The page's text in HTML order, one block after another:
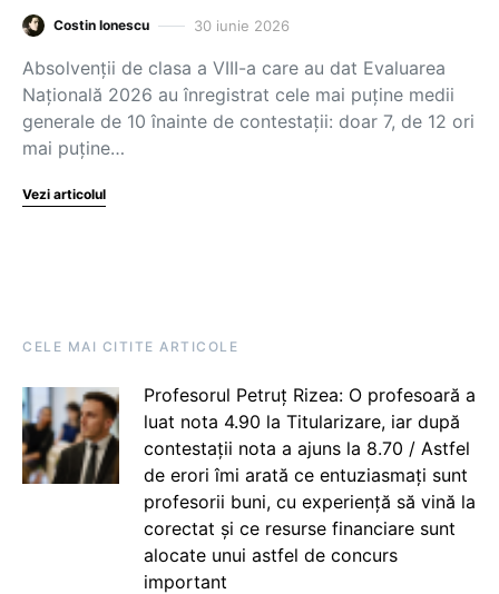
Costin Ionescu 30 iunie 2026
Absolvenții de clasa a VIII-a care au dat Evaluarea
Națională 2026 au înregistrat cele mai puține medii
generale de 10 înainte de contestații: doar 7, de 12 ori
mai puține…
Vezi articolul
CELE MAI CITITE ARTICOLE
Profesorul Petruț Rizea: O profesoară a
luat nota 4.90 la Titularizare, iar după
contestații nota a ajuns la 8.70 / Astfel
de erori îmi arată ce entuziasmați sunt
profesorii buni, cu experiență să vină la
corectat și ce resurse financiare sunt
alocate unui astfel de concurs
important